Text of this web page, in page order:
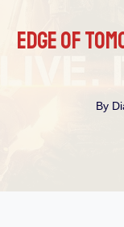
Edge Of
By